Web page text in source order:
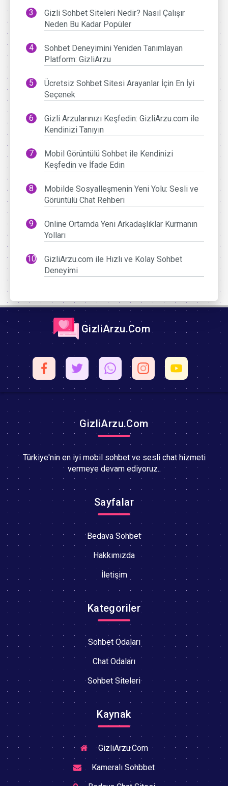
Gizli Sohbet Siteleri Nedir? Nasıl Çalışır
Neden Bu Kadar Popüler
Sohbet Deneyimini Yeniden Tanımlayan
Platform: GizliArzu
Ücretsiz Sohbet Sitesi Arayanlar İçin En İyi
Seçenek
Gizli Arzularınızı Keşfedin: GizliArzu.com ile
Kendinizi Tanıyın
Mobil Görüntülü Sohbet ile Kendinizi
Keşfedin ve İfade Edin
Mobilde Sosyalleşmenin Yeni Yolu: Sesli ve
Görüntülü Chat Rehberi
Online Ortamda Yeni Arkadaşlıklar Kurmanın
Yolları
GizliArzu.com ile Hızlı ve Kolay Sohbet
Deneyimi
GizliArzu.Com
GizliArzu.Com
Türkiye'nin en iyi mobil sohbet ve sesli chat hizmeti
vermeye devam ediyoruz..
Sayfalar
Bedava Sohbet
Hakkımızda
İletişim
Kategoriler
Sohbet Odaları
Chat Odaları
Sohbet Siteleri
Kaynak
GizliArzu.Com
Kameralı Sohbbet